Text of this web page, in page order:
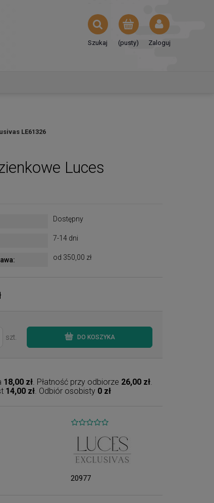
(pusty) Zaloguj
Szukaj
LE61326
Luces
Dostępny
7-14 dni
od 350,00 zł
szt. DO KOSZYKA
18,00 zł. Płatność przy odbiorze 26,00 zł.
14,00 zł. Odbiór osobisty 0 zł
20977